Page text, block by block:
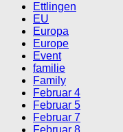
Ettlingen
EU
Europa
Europe
Event
familie
Family
Februar 4
Februar 5
Februar 7
Februar 8